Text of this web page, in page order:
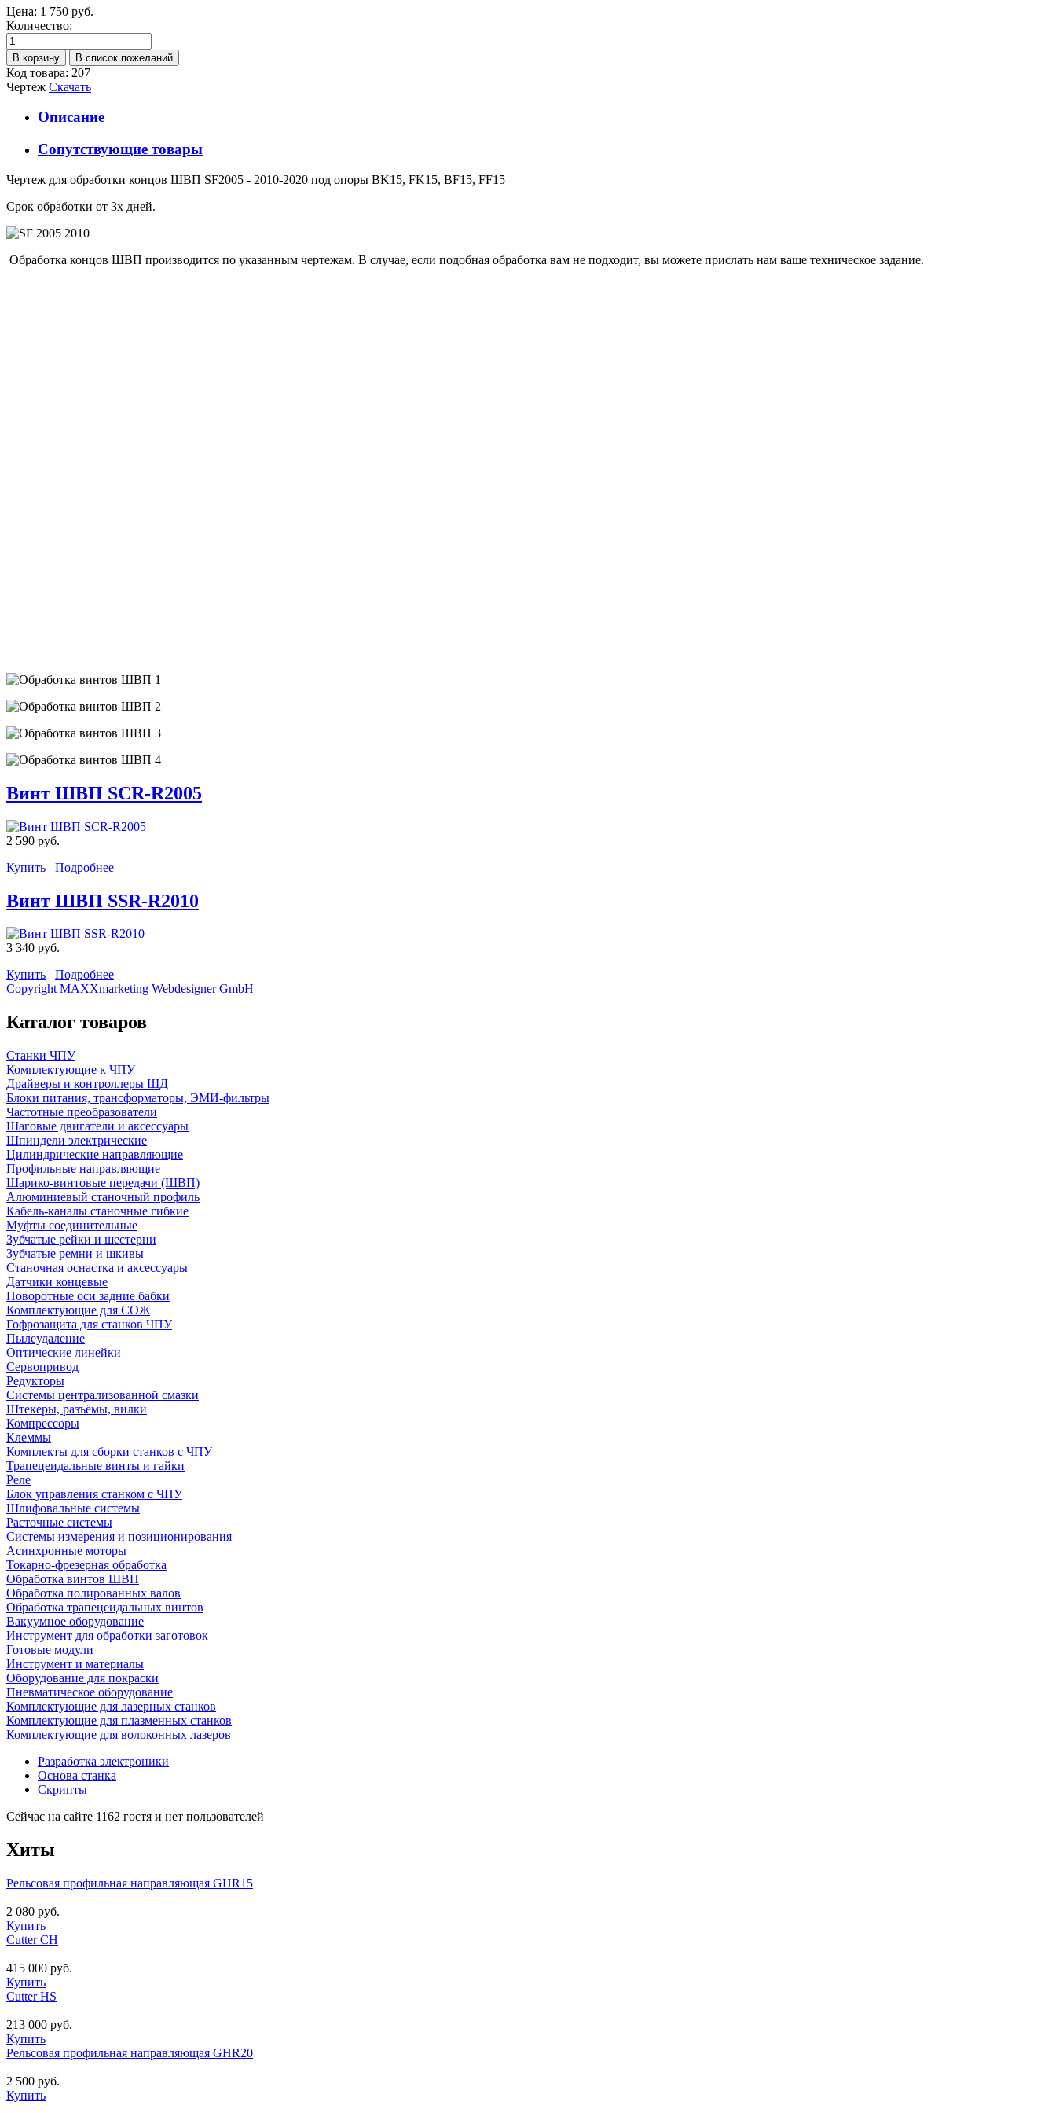
Цена: 1 750 руб.
Количество:
Код товара: 207
Чертеж Скачать
Описание
Сопутствующие товары
Чертеж для обработки концов ШВП SF2005 - 2010-2020 под опоры BK15, FK15, BF15, FF15
Срок обработки от 3х дней.
Обработка концов ШВП производится по указанным чертежам. В случае, если подобная обработка вам не подходит, вы можете прислать нам ваше техническое задание.
Винт ШВП SCR-R2005
2 590 руб.
Купить
Подробнее
Винт ШВП SSR-R2010
3 340 руб.
Купить
Подробнее
Copyright MAXXmarketing Webdesigner GmbH
Каталог товаров
Станки ЧПУ
Комплектующие к ЧПУ
Драйверы и контроллеры ШД
Блоки питания, трансформаторы, ЭМИ-фильтры
Частотные преобразователи
Шаговые двигатели и аксессуары
Шпиндели электрические
Цилиндрические направляющие
Профильные направляющие
Шарико-винтовые передачи (ШВП)
Алюминиевый станочный профиль
Кабель-каналы станочные гибкие
Муфты соединительные
Зубчатые рейки и шестерни
Зубчатые ремни и шкивы
Станочная оснастка и аксессуары
Датчики концевые
Поворотные оси задние бабки
Комплектующие для СОЖ
Гофрозащита для станков ЧПУ
Пылеудаление
Оптические линейки
Сервопривод
Редукторы
Системы централизованной смазки
Штекеры, разъёмы, вилки
Компрессоры
Клеммы
Комплекты для сборки станков с ЧПУ
Трапецеидальные винты и гайки
Реле
Блок управления станком с ЧПУ
Шлифовальные системы
Расточные системы
Системы измерения и позиционирования
Асинхронные моторы
Токарно-фрезерная обработка
Обработка винтов ШВП
Обработка полированных валов
Обработка трапецеидальных винтов
Вакуумное оборудование
Инструмент для обработки заготовок
Готовые модули
Инструмент и материалы
Оборудование для покраски
Пневматическое оборудование
Комплектующие для лазерных станков
Комплектующие для плазменных станков
Комплектующие для волоконных лазеров
Разработка электроники
Основа станка
Скрипты
Сейчас на сайте 1162 гостя и нет пользователей
Хиты
Рельсовая профильная направляющая GHR15
2 080 руб.
Купить
Cutter CH
415 000 руб.
Купить
Cutter HS
213 000 руб.
Купить
Рельсовая профильная направляющая GHR20
2 500 руб.
Купить